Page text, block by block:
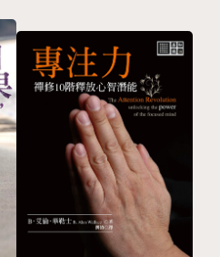
通，1943年於狼山出家。
後留學日本，獲立正大學文
美弘法。1989年創建法鼓
傳禪佛教的「中華禪法鼓
家暨國際知名禪師，著作豐
餘種，先後獲頒中山文藝
獎及社會各界的諸多獎項。
自己
出小路